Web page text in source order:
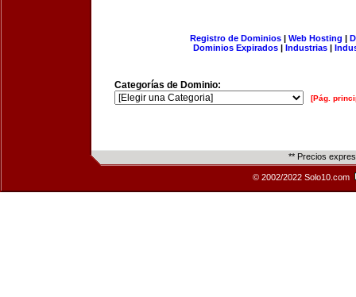
Registro de Dominios| Web Hosting |
Dominios Expirados | Industrias |
Categorías de Dominio:
[Pág.
** Precios
© 2002/2022 Solo10.com